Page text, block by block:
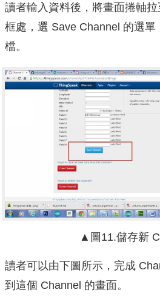
讀者輸入資料後，將畫面捲軸
框處，選 Save Channel 的選單
檔。
▲圖11.儲存新
讀者可以由下圖所示，完成
到這個 Channel 的畫面。